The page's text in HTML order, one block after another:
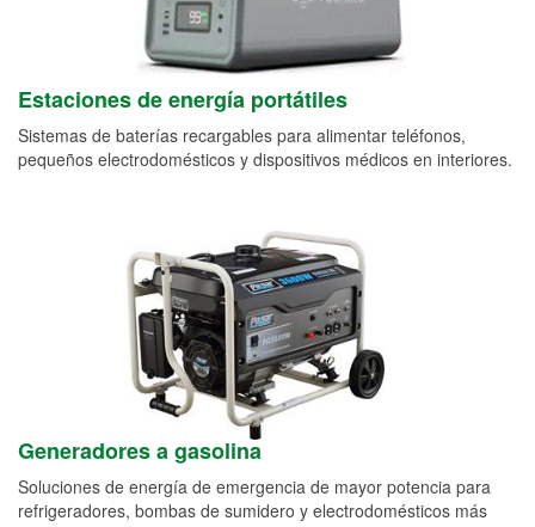
Estaciones de energía portátiles
Sistemas de baterías recargables para alimentar teléfonos,
pequeños electrodomésticos y dispositivos médicos en interiores.
Generadores a gasolina
Soluciones de energía de emergencia de mayor potencia para
refrigeradores, bombas de sumidero y electrodomésticos más